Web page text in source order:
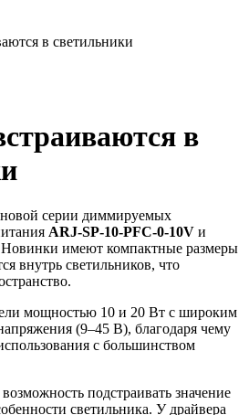
в светильники
в
серии диммируемых
ARJ-SP-10-PFC-0-10V и
имеют компактные размеры
внутрь светильников, что
мощностью 10 и 20 Вт с широким
(9–45 В), благодаря чему
с большинством
подстраивать значение
светильника. У драйвера